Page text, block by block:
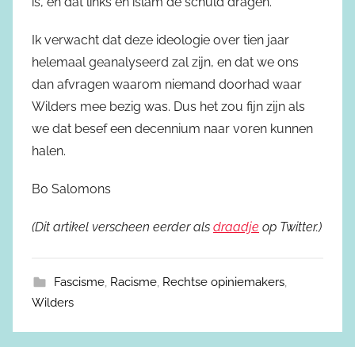
Ik verwacht dat deze ideologie over tien jaar
helemaal geanalyseerd zal zijn, en dat we ons
dan afvragen waarom niemand doorhad waar
Wilders mee bezig was. Dus het zou fijn zijn als
we dat besef een decennium naar voren kunnen
halen.
Bo Salomons
(Dit artikel verscheen eerder als draadje op Twitter.)
Fascisme, Racisme, Rechtse opiniemakers,
Wilders